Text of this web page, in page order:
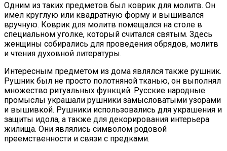
Одним из таких предметов был коврик для молитв. Он
имел круглую или квадратную форму и вышивался
вручную. Коврик для молитв помещался на столе в
специальном уголке, который считался святым. Здесь
женщины собирались для проведения обрядов, молитв
и чтения духовной литературы.
Интересным предметом из дома являлся также рушник.
Рушник был не просто полотняной тканью, он выполнял
множество ритуальных функций. Русские народные
промыслы украшали рушники замысловатыми узорами
и вышивкой. Рушники использовались для украшения и
защиты идола, а также для декорирования интерьера
жилища. Они являлись символом родовой
преемственности и связи с предками.